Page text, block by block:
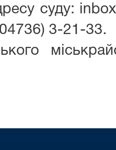
суду:
3-21-33.